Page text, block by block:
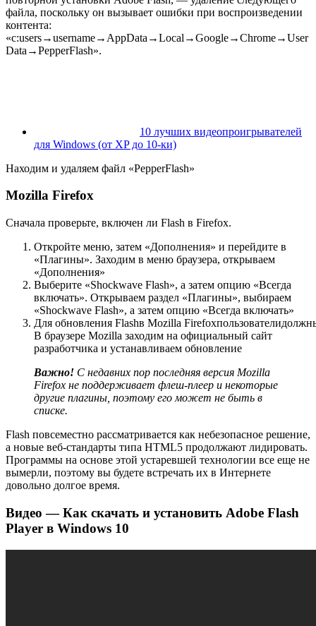
файла, поскольку он вызывает ошибки при воспроизведении
контента:
«c:users→username→AppData→Local→Google→Chrome→User
Data→PepperFlash».
10 лучших видеопроигрывателей
для Windows (от XP до 10-ки)
Находим и удаляем файл «PepperFlash»
Mozilla Firefox
Сначала проверьте, включен ли Flash в Firefox.
Откройте меню, затем «Дополнения» и перейдите в
«Плагины». Заходим в меню браузера, открываем
«Дополнения»
Выберите «Shockwave Flash», а затем опцию «Всегда
включать». Открываем раздел «Плагины», выбираем
«Shockwave Flash», а затем опцию «Всегда включать»
Для обновления Flashв Mozilla Firefoxпользователи
В браузере Mozilla заходим на официальный сайт
разработчика и устанавливаем обновление
Важно! С недавних пор последняя версия Mozilla
Firefox не поддерживает флеш-плеер и некоторые
другие плагины, поэтому его может не быть в
списке.
Flash повсеместно рассматривается как небезопасное решение,
а новые веб-стандарты типа HTML5 продолжают лидировать.
Программы на основе этой устаревшей технологии все еще не
вымерли, поэтому вы будете встречать их в Интернете
довольно долгое время.
Видео — Как скачать и установить Adobe Flash
Player в Windows 10